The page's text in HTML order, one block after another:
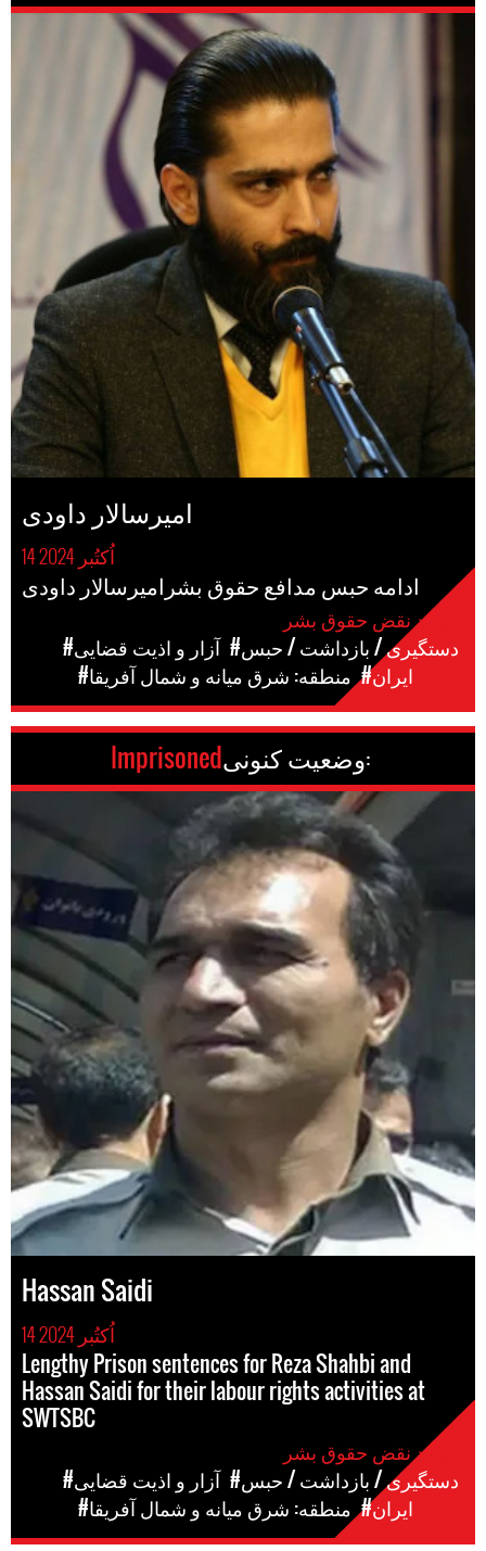
امیرسالار داودی
14 اُکتُبر 2024
ادامه حبس مدافع حقوق بشرامیرسالار داودی
#آزار و اذیت قضایی
#دستگیری / بازداشت / حبس
#منطقه: شرق میانه و شمال آفریقا #ایران
وضعیت کنونی: Imprisoned
Hassan Saidi
14 اُکتُبر 2024
Lengthy Prison sentences for Reza Shahbi and
Hassan Saidi for their labour rights activities at
SWTSBC
#آزار و اذیت قضایی
#دستگیری / بازداشت / حبس
#منطقه: شرق میانه و شمال آفریقا #ایران